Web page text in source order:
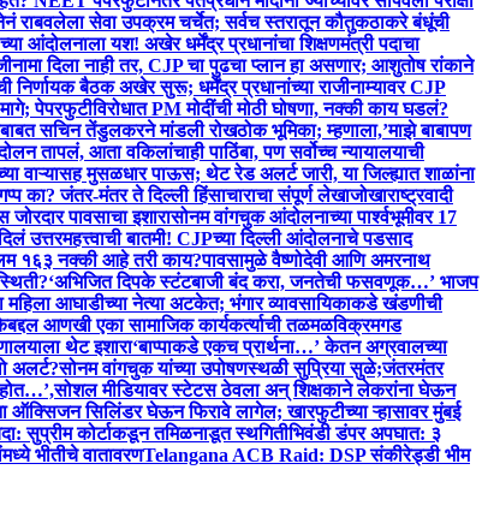
राबवलेला सेवा उपक्रम चर्चेत; सर्वच स्तरातून कौतुकठाकरे बंधूंची
आंदोलनाला यश! अखेर धर्मेंद्र प्रधानांचा शिक्षणमंत्री पदाचा
दिला नाही तर, CJP चा पुढचा प्लान हा असणार; आशुतोष रांकाने
बैठक अखेर सुरू; धर्मेंद्र प्रधानांच्या राजीनाम्यावर CJP
पेपरफुटीविरोधात PM मोदींची मोठी घोषणा, नक्की काय घडलं?
सचिन तेंडुलकरने मांडली रोखठोक भूमिका; म्हणाला,’माझे बाबापण
तापलं, आता वकिलांचाही पाठिंबा, पण सर्वोच्च न्यायालयाची
वाऱ्यासह मुसळधार पाऊस; थेट रेड अलर्ट जारी, या जिल्ह्यात शाळांना
का? जंतर-मंतर ते दिल्ली हिंसाचाराचा संपूर्ण लेखाजोखाराष्ट्रवादी
पावसाचा इशारासोनम वांगचुक आंदोलनाच्या पार्श्वभूमीवर 17
उत्तरमहत्त्वाची बातमी! CJPच्या दिल्ली आंदोलनाचे पडसाद
१६३ नक्की आहे तरी काय?पावसामुळे वैष्णोदेवी आणि अमरनाथ
‘अभिजित दिपके स्टंटबाजी बंद करा, जनतेची फसवणूक…’ भाजप
महिला आघाडीच्या नेत्या अटकेत; भंगार व्यावसायिकाकडे खंडणीची
आणखी एका सामाजिक कार्यकर्त्याची तळमळविक्रमगड
थेट इशारा‘बाप्पाकडे एकच प्रार्थना…’ केतन अग्रवालच्या
अलर्ट?सोनम वांगचुक यांच्या उपोषणस्थळी सुप्रिया सुळे;जंतरमंतर
मीडियावर स्टेटस ठेवला अन् शिक्षकाने लेकरांना घेऊन
ऑक्सिजन सिलिंडर घेऊन फिरावे लागेल; खारफुटीच्या ऱ्हासावर मुंबई
सुप्रीम कोर्टाकडून तमिळनाडूत स्थगितीभिवंडी डंपर अपघात: ३
भीतीचे वातावरणTelangana ACB Raid: DSP संकीरेड्डी भीम